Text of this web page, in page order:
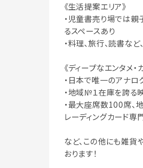
《生活提案エリア》
・児童書売り場では
るスペースあり
・料理、旅行、読書な
《ディープなエンタメ・
・日本で唯一のアナ
・地域№１在庫を誇る
・最大座席数100席、
レーディングカード専
など、この他にも雑貨
おります！